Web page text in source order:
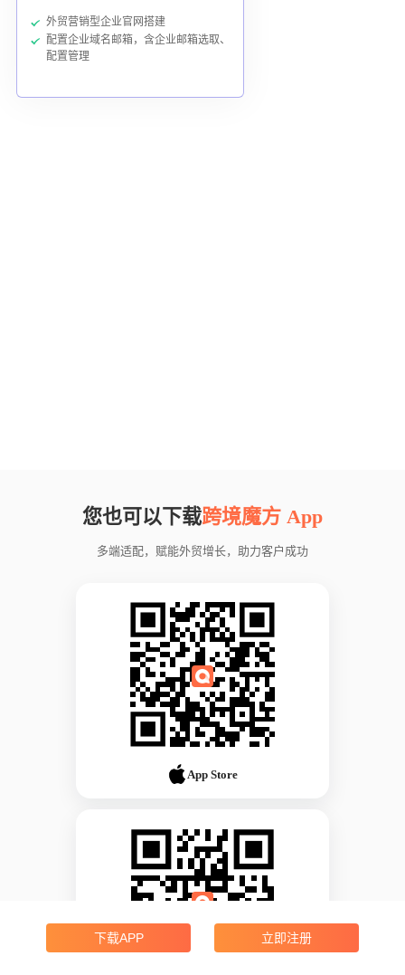
外贸营销型企业官网搭建
配置企业域名邮箱，含企业邮箱选取、
配置管理
您也可以下载跨境魔方 App
多端适配，赋能外贸增长，助力客户成功
App Store
下载APP 立即注册